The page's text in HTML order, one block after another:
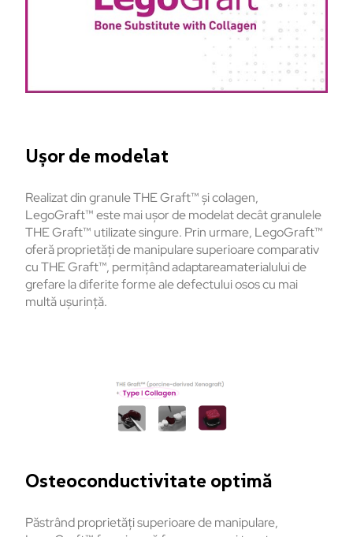
Ușor de modelat
Realizat din granule THE Graft™ și colagen,
LegoGraft™ este mai ușor de modelat decât granulele
THE Graft™ utilizate singure. Prin urmare, LegoGraft™
oferă proprietăți de manipulare superioare comparativ
cu THE Graft™, permițând adaptareamaterialului de
grefare la diferite forme ale defectului osos cu mai
multă ușurință.
Osteoconductivitate optimă
Păstrând proprietăți superioare de manipulare,